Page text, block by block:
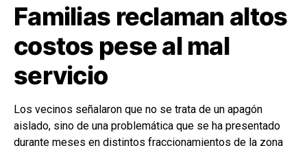
Familias reclaman altos
costos pese al mal
servicio
Los vecinos señalaron que no se trata de un apagón
aislado, sino de una problemática que se ha presentado
durante meses en distintos fraccionamientos de la zona